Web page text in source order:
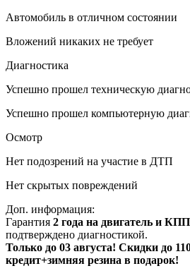
Автомобиль в отличном состоянии
Вложений никаких не требует
Диагностика
Успешно прошел техническую
Успешно прошел компьютерную
Осмотр
Нет подозрений на участие в ДТП
Нет скрытых повреждений
Доп. информация:
Гарантия 2 года на двигатель и КПП
подтверждено диагностикой.
Только до 03 августа! Скидки до
кредит+зимняя резина в подарок!